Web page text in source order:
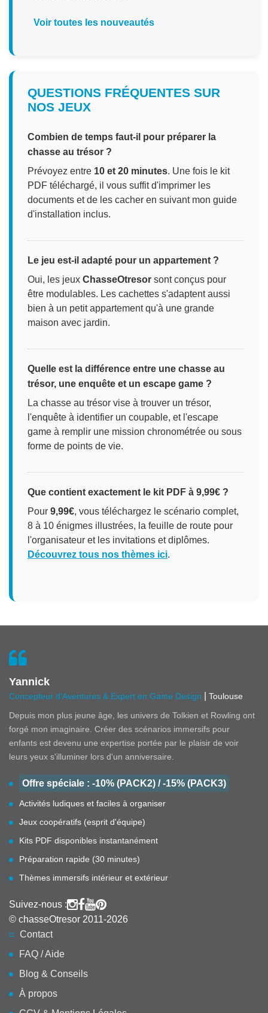
Voir toutes les nouveautés
QUESTIONS FRÉQUENTES SUR
NOS JEUX
Combien de temps faut-il pour préparer la
chasse au trésor ?
Prévoyez entre 10 et 20 minutes. Une fois le kit
PDF téléchargé, il vous suffit d'imprimer les
documents et de les cacher en suivant mon guide
d'installation inclus.
Le jeu est-il adapté pour un appartement ?
Oui, les jeux ChasseOtresor sont conçus pour
être modulables. Les cachettes s'adaptent aussi
bien à un petit appartement qu'à une grande
maison avec jardin.
Quelle est la différence entre une chasse au
trésor, une enquête et un escape game ?
La chasse au trésor vise à trouver un trésor,
l'enquête à identifier un coupable, et l'escape
game à remplir une mission chronométrée ou sous
forme de points de vie.
Que contient exactement le kit PDF à 9,99€ ?
Pour 9,99€, vous téléchargez le scénario complet,
8 à 10 énigmes illustrées, la feuille de route pour
l'organisateur et les invitations et diplômes.
Découvrez tous nos thèmes ici.
Yannick
Concepteur d'Aventures & Expert en Game Design
Toulouse
Depuis mon plus jeune âge, les univers de Tolkien et Rowling ont
forgé mon imaginaire. Créer des scénarios immersifs pour
enfants est devenu une expertise portée par le plaisir de voir
leurs yeux s'illuminer lors d'un anniversaire.
Offre spéciale : -10% (PACK2) / -15% (PACK3)
Activités ludiques et faciles à organiser
Jeux coopératifs (esprit d'équipe)
Kits PDF disponibles instantanément
Préparation rapide (30 minutes)
Thèmes immersifs intérieur et extérieur
Suivez-nous :
© chasseOtresor 2011-2026
Contact
FAQ / Aide
Blog & Conseils
À propos